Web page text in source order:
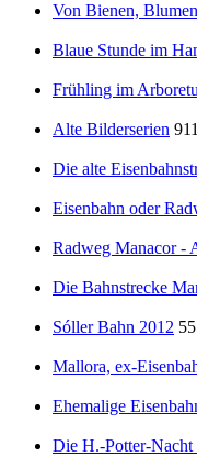
Von Bienen,
Blaue Stunde im
Frühling im
Alte Bilderserien 911
Die alte
Eisenbahn oder
Radweg Manacor -
Die Bahnstrecke
Sóller Bahn 2012 55
Mallora, ex-
Ehemalige
Die H.-Potter-